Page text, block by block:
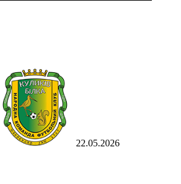
22.05.2026